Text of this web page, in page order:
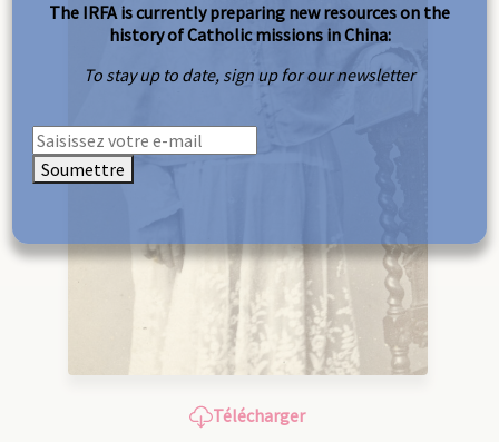
Télécharger
The IRFA is currently preparing new resources on the
history of Catholic missions in China:
To stay up to date, sign up for our newsletter
Soumettre